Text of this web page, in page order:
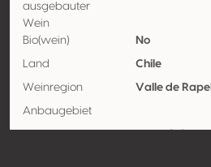
ausgebauter
Wein
Bio(wein) No
Land Chile
Weinregion Valle de Rapel
Anbaugebiet